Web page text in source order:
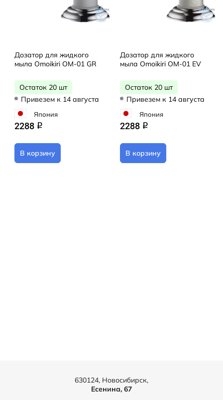
Дозатор для жидкого
мыла Omoikiri OM-01 GR
Остаток 20 шт
Привезем к 14 августа
Япония
2288 q
В корзину
Дозатор для жидкого
мыла Omoikiri OM-01 EV
Остаток 20 шт
Привезем к 14 августа
Япония
2288 q
В корзину
630124, Новосибирск,
Есенина, 67